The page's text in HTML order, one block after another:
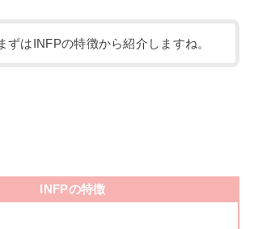
ずはINFPの特徴から紹介しますね。
INFPの特徴